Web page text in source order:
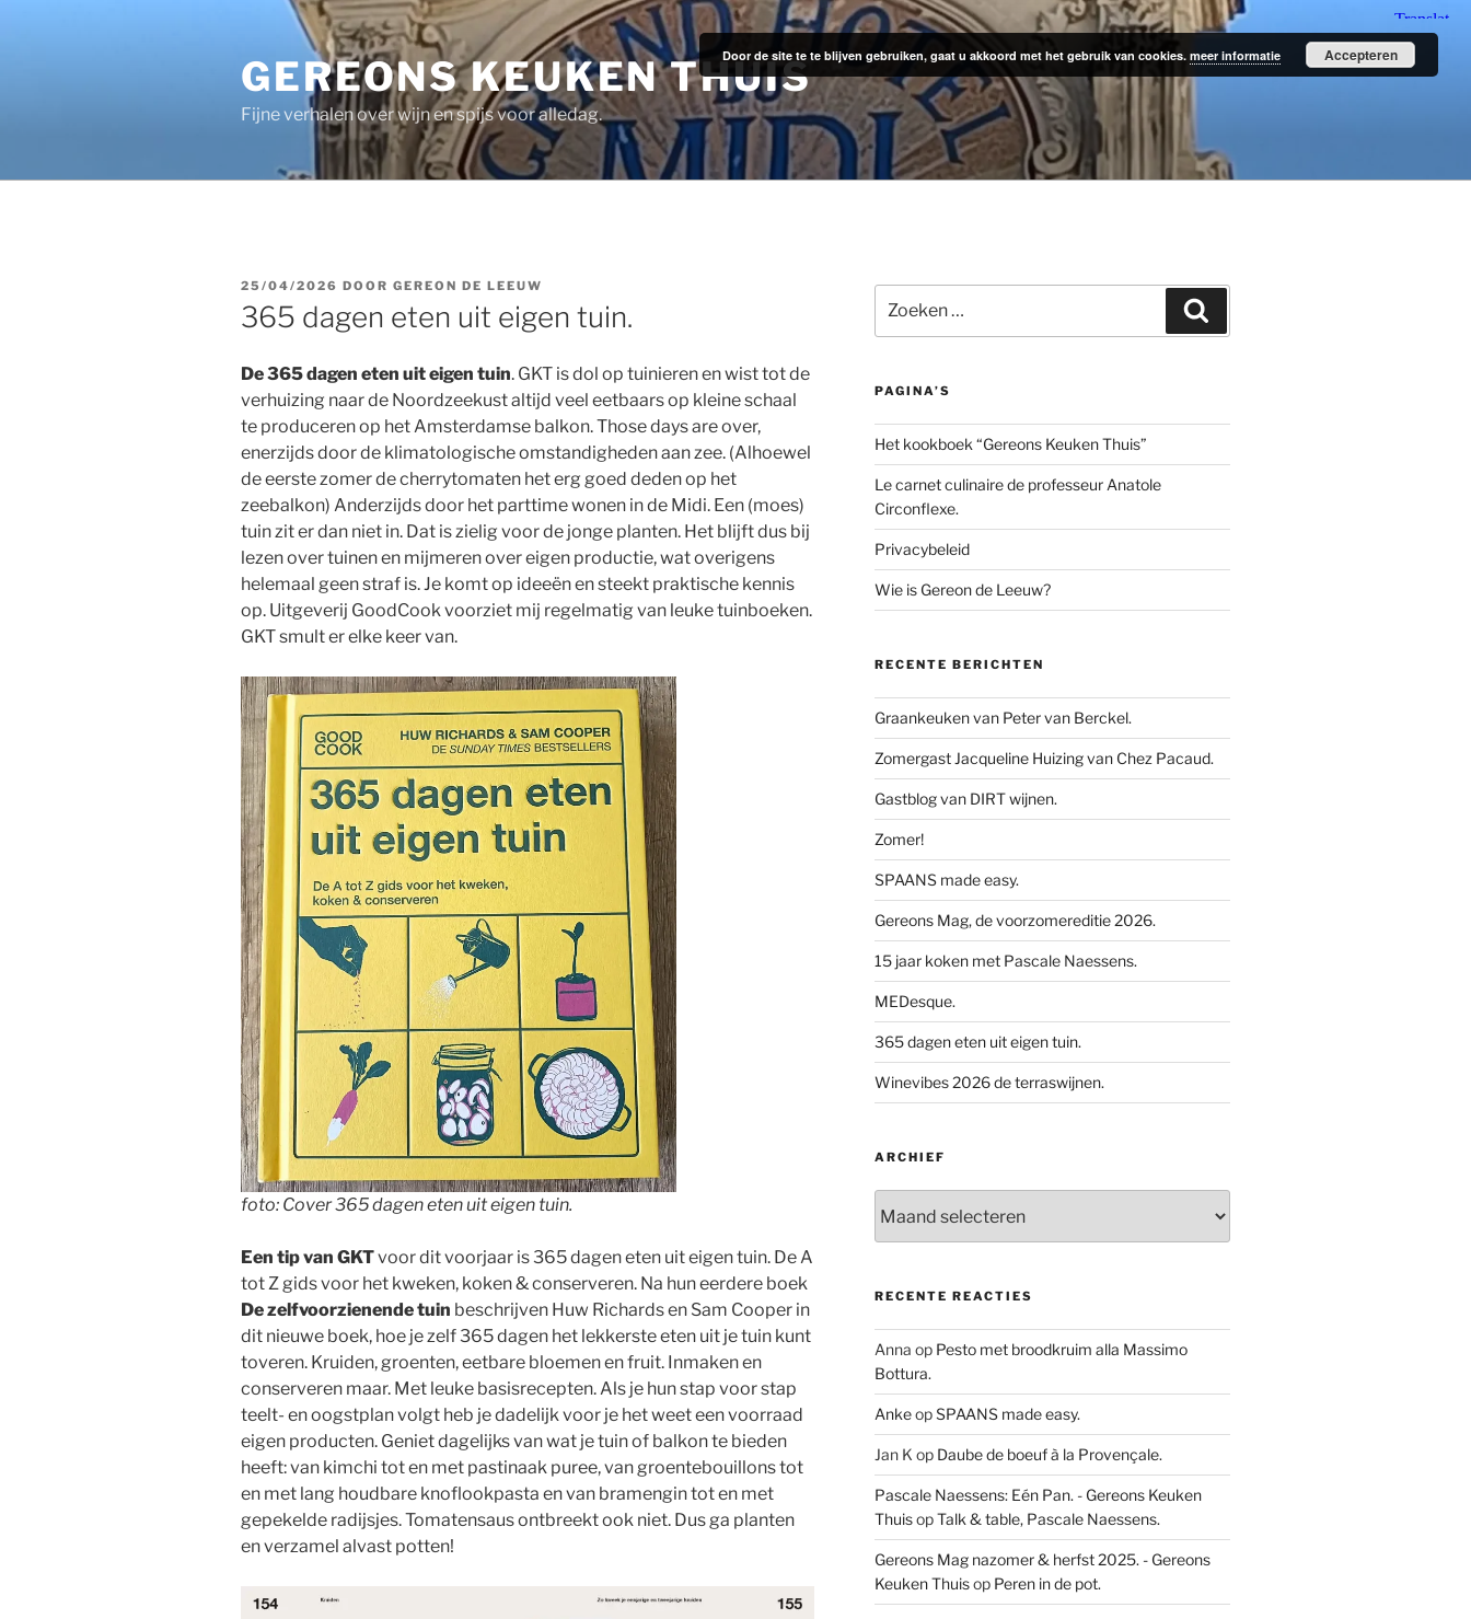
GEREONS KEUKEN THUIS
Fijne verhalen over wijn en spijs voor alledag.
GEPLAATST
OP
25/04/2026 DOOR GEREON DE LEEUW
365 dagen eten uit eigen tuin.
De 365 dagen eten uit eigen tuin. GKT is dol op tuinieren en wist tot de
verhuizing naar de Noordzeekust altijd veel eetbaars op kleine schaal
te produceren op het Amsterdamse balkon. Those days are over,
enerzijds door de klimatologische omstandigheden aan zee. (Alhoewel
de eerste zomer de cherrytomaten het erg goed deden op het
zeebalkon) Anderzijds door het parttime wonen in de Midi. Een (moes)
tuin zit er dan niet in. Dat is zielig voor de jonge planten. Het blijft dus bij
lezen over tuinen en mijmeren over eigen productie, wat overigens
helemaal geen straf is. Je komt op ideeën en steekt praktische kennis
op. Uitgeverij GoodCook voorziet mij regelmatig van leuke tuinboeken.
GKT smult er elke keer van.
foto: Cover 365 dagen eten uit eigen tuin.
Een tip van GKTvoor dit voorjaar is 365 dagen eten uit eigen tuin. De A
tot Z gids voor het kweken, koken & conserveren. Na hun eerdere boek
De zelfvoorzienende tuin beschrijven Huw Richards en Sam Cooper in
dit nieuwe boek, hoe je zelf 365 dagen het lekkerste eten uit je tuin kunt
toveren. Kruiden, groenten, eetbare bloemen en fruit. Inmaken en
conserveren maar. Met leuke basisrecepten. Als je hun stap voor stap
teelt- en oogstplan volgt heb je dadelijk voor je het weet een voorraad
eigen producten. Geniet dagelijks van wat je tuin of balkon te bieden
heeft: van kimchi tot en met pastinaak puree, van groentebouillons tot
en met lang houdbare knoflookpasta en van bramengin tot en met
gepekelde radijsjes. Tomatensaus ontbreekt ook niet. Dus ga planten
en verzamel alvast potten!
naar:
PAGINA’S
Het kookboek “Gereons Keuken Thuis”
Le carnet culinaire de professeur Anatole
Circonflexe.
Privacybeleid
Wie is Gereon de Leeuw?
RECENTE BERICHTEN
Graankeuken van Peter van Berckel.
Zomergast Jacqueline Huizing van Chez Pacaud.
Gastblog van DIRT wijnen.
Zomer!
SPAANS made easy.
Gereons Mag, de voorzomereditie 2026.
15 jaar koken met Pascale Naessens.
MEDesque.
365 dagen eten uit eigen tuin.
Winevibes 2026 de terraswijnen.
ARCHIEF
RECENTE REACTIES
Anna op Pesto met broodkruim alla Massimo
Bottura.
AnkeopSPAANS made easy.
Jan K op Daube de boeuf à la Provençale.
Pascale Naessens: Eén Pan. - Gereons Keuken
ThuisopTalk & table, Pascale Naessens.
Gereons Mag nazomer & herfst 2025. - Gereons
Keuken Thuisop Peren in de pot.
Door de site te te blijven gebruiken, gaat u akkoord met het gebruik van cookies. meer informatie Accepteren